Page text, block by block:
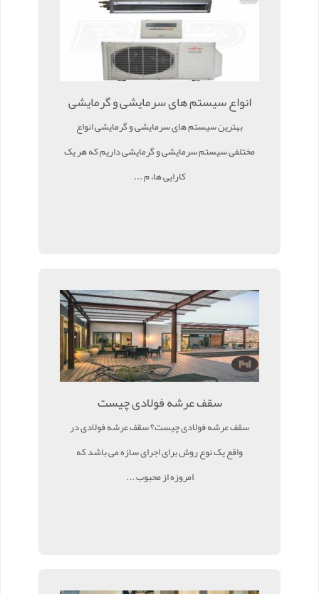
انواع سیستم های سرمایشی و گرمایشی
بهترین سیستم های سرمایشی و گرمایشی انواع
مختلفی سیستم سرمایشی و گرمایشی داریم که هر یک
کارایی ها، م ...
سقف عرشه فولادی چیست
سقف عرشه فولادی چیست؟ سقف عرشه فولادی در
واقع یک نوع روش برای اجرای سازه می باشد که
امروزه از محبوب ...